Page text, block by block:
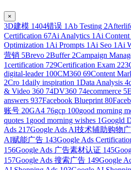
×
3D建模 1404错误 1 Ab Testing 2
Certification 67Ai Analytics 1 Ai Content
Optimization 1 Ai Prompts 1 Ai Seo 1 Ai
营销 5Brevo 2Buffer 2Campaign
1certification 729Certification Exam 223
digital-leader 100CM360 69Content
2Cro 1daily inspiration 1Data Analysis 4
& Video 360 74DV360 74ecommerce 5
answers 937Facebook Blueprint 80
账号 20GA4 76gcp 100good morning
quotes 1 good morning wishes 1Googld
Ads 217Google Ads AI技术辅助购物
AI赋能广告 143Google Ads
156Google Ads 广告素材认证 145
157Google Ads 搜索广告 149Google